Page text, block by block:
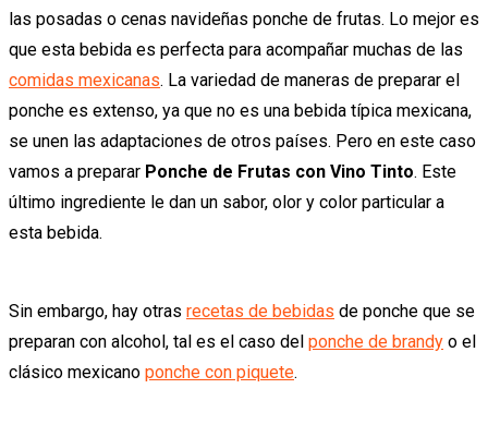
las posadas o cenas navideñas ponche de frutas. Lo mejor es
que esta bebida es perfecta para acompañar muchas de las
comidas mexicanas. La variedad de maneras de preparar el
ponche es extenso, ya que no es una bebida típica mexicana,
se unen las adaptaciones de otros países. Pero en este caso
vamos a preparar Ponche de Frutas con Vino Tinto. Este
último ingrediente le dan un sabor, olor y color particular a
esta bebida.
Sin embargo, hay otras recetas de bebidas de ponche que se
preparan con alcohol, tal es el caso del ponche de brandy o el
clásico mexicano ponche con piquete.